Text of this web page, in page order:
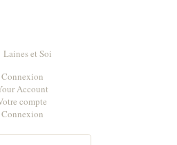
Connexion
Account
compte
Connexion